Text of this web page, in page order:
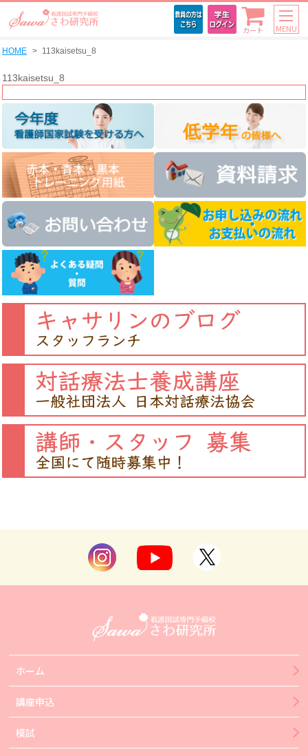
カート MENU
HOME 113kaisetsu_8
113kaisetsu_8
ホーム
講座申込
模試